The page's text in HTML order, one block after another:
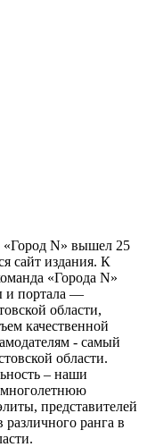
«Город N» вышел 25
сайт издания. К
«Города N»
и портала —
области,
качественной
- самый
области.
– наши
многолетнюю
представителей
различного ранга в